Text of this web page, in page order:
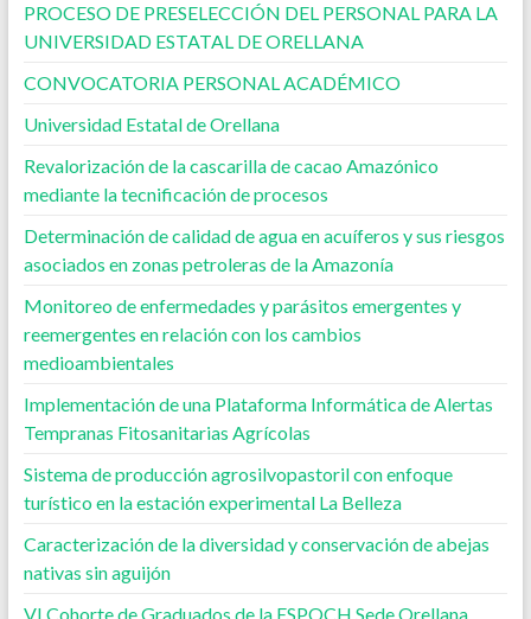
PROCESO DE PRESELECCIÓN DEL PERSONAL PARA LA
UNIVERSIDAD ESTATAL DE ORELLANA
CONVOCATORIA PERSONAL ACADÉMICO
Universidad Estatal de Orellana
Revalorización de la cascarilla de cacao Amazónico
mediante la tecnificación de procesos
Determinación de calidad de agua en acuíferos y sus riesgos
asociados en zonas petroleras de la Amazonía
Monitoreo de enfermedades y parásitos emergentes y
reemergentes en relación con los cambios
medioambientales
Implementación de una Plataforma Informática de Alertas
Tempranas Fitosanitarias Agrícolas
Sistema de producción agrosilvopastoril con enfoque
turístico en la estación experimental La Belleza
Caracterización de la diversidad y conservación de abejas
nativas sin aguijón
VI Cohorte de Graduados de la ESPOCH Sede Orellana